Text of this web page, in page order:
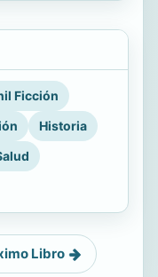
Ficción
Historia
Libro